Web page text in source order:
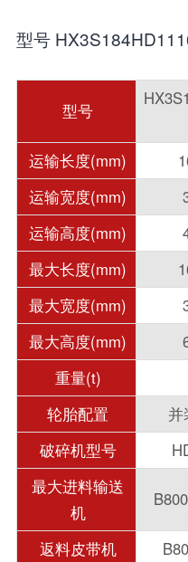
型号
型号
运输长度(mm)
运输宽度(mm)
运输高度(mm)
最大长度(mm)
最大宽度(mm)
最大高度(mm)
重量(t)
轮胎配置
并
破碎机型号
最大进料输送
机
返料皮带机